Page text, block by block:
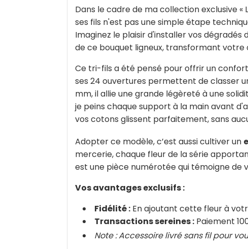
Dans le cadre de ma collection exclusive «
ses fils n'est pas une simple étape
Imaginez le plaisir d'installer vos
de ce bouquet ligneux, transformant votre
Ce tri-fils a été pensé pour offrir un
ses 24 ouvertures permettent de classer
mm, il allie une grande légèreté à une
je peins chaque support à la main avant
vos cotons glissent parfaitement, sans
Adopter ce modèle, c’est aussi cultiver un
mercerie, chaque fleur de la série
est une pièce numérotée qui témoigne de
Vos avantages exclusifs :
Fidélité : En ajoutant cette fleur à
Transactions sereines : Paiement
Note : Accessoire livré sans fil pour